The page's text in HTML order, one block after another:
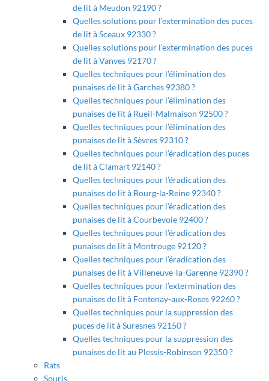
de lit à Meudon 92190 ?
Quelles solutions pour l’extermination des puces
de lit à Sceaux 92330 ?
Quelles solutions pour l’extermination des puces
de lit à Vanves 92170 ?
Quelles techniques pour l’élimination des
punaises de lit à Garches 92380 ?
Quelles techniques pour l’élimination des
punaises de lit à Rueil-Malmaison 92500 ?
Quelles techniques pour l’élimination des
punaises de lit à Sèvres 92310 ?
Quelles techniques pour l’éradication des puces
de lit à Clamart 92140 ?
Quelles techniques pour l’éradication des
punaises de lit à Bourg-la-Reine 92340 ?
Quelles techniques pour l’éradication des
punaises de lit à Courbevoie 92400 ?
Quelles techniques pour l’éradication des
punaises de lit à Montrouge 92120 ?
Quelles techniques pour l’éradication des
punaises de lit à Villeneuve-la-Garenne 92390 ?
Quelles techniques pour l’extermination des
punaises de lit à Fontenay-aux-Roses 92260 ?
Quelles techniques pour la suppression des
puces de lit à Suresnes 92150 ?
Quelles techniques pour la suppression des
punaises de lit au Plessis-Robinson 92350 ?
Rats
Souris